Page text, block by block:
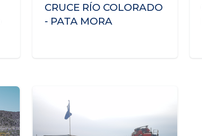
CRUCE RÍO COLORADO
- PATA MORA